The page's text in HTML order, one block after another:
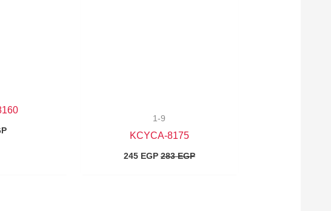
1-9
8175-KCYCA
283EGP
245 EGP
B C558